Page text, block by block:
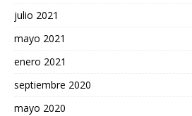
julio 2021
mayo 2021
enero 2021
septiembre 2020
mayo 2020